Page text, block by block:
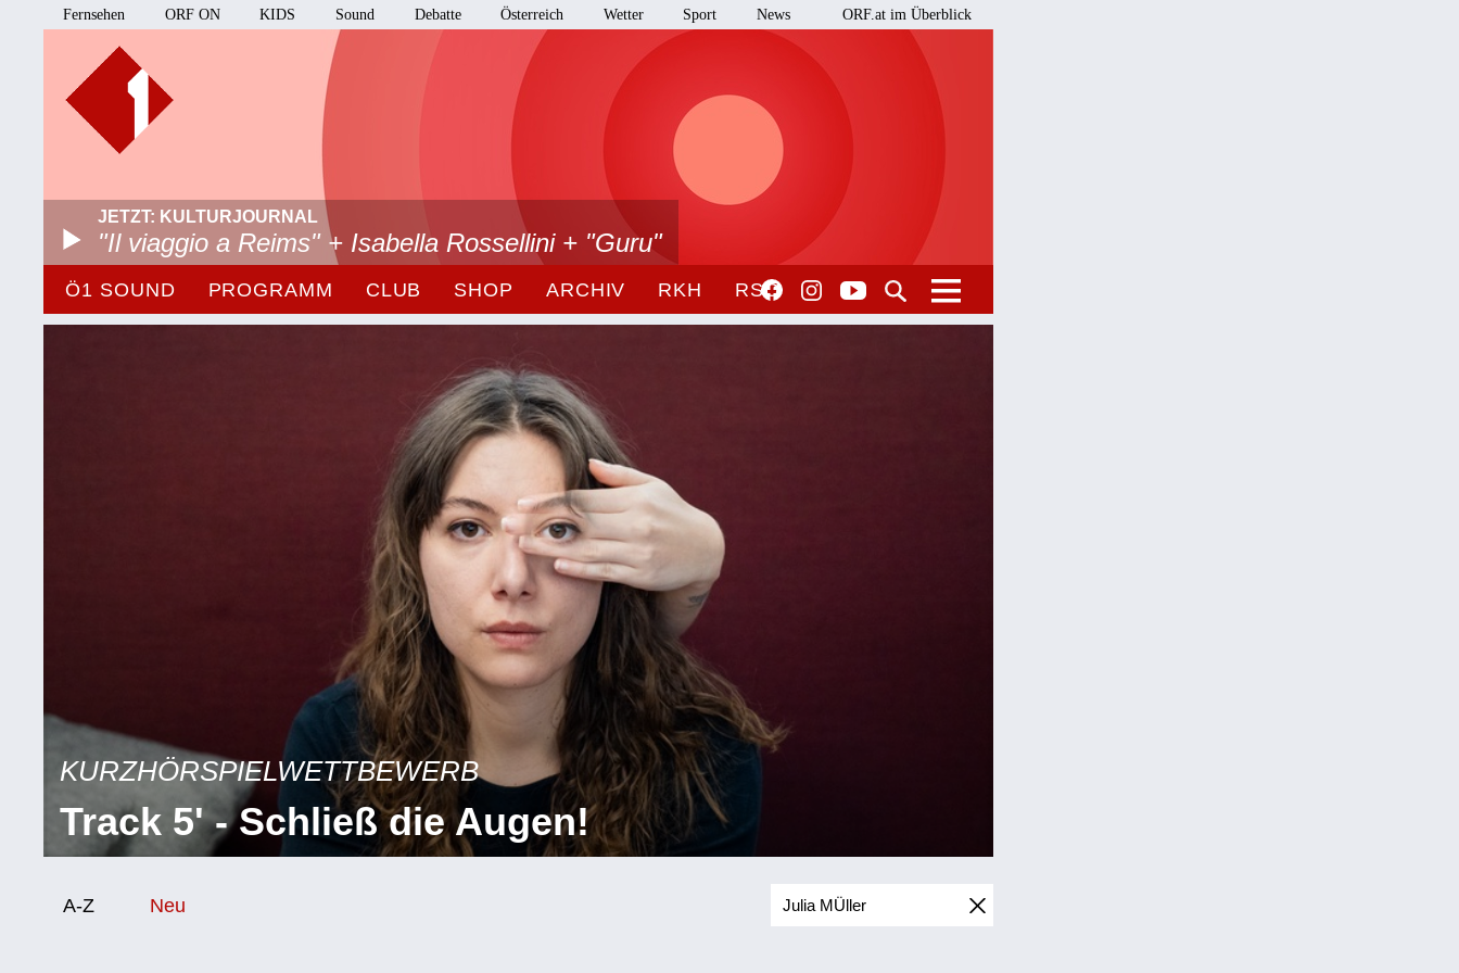
Fernsehen ORF ON KIDS Sound Debatte Österreich Wetter Sport News ORF.at im Überblick
JETZT: KULTURJOURNAL
"Il viaggio a Reims" + Isabella Rossellini + "Guru"
Ö1 SOUND PROGRAMM CLUB SHOP ARCHIV RKH RSO
KURZHÖRSPIELWETTBEWERB
Track 5' - Schließ die Augen!
Sortierung/Filter
A-Z Neu